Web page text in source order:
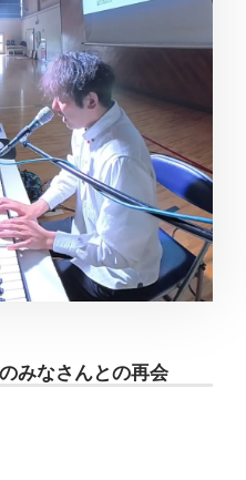
みなさんとの再会